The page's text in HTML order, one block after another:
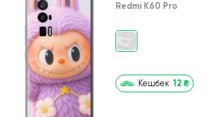
Redmi K60 Pro
Кешбек 12 ₴